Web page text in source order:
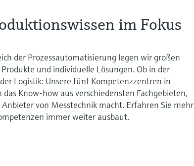
im Fokus
der Prozessautomatisierung legen wir großen
und individuelle Lösungen. Ob in der
Logistik: Unsere fünf Kompetenzzentren in
Know-how aus verschiedensten Fachgebieten,
von Messtechnik macht. Erfahren Sie mehr
immer weiter ausbaut.